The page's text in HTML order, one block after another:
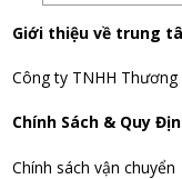
Giới thiệu về trung
Công ty TNHH
Chính Sách & Quy
Chính sách vận chuyển